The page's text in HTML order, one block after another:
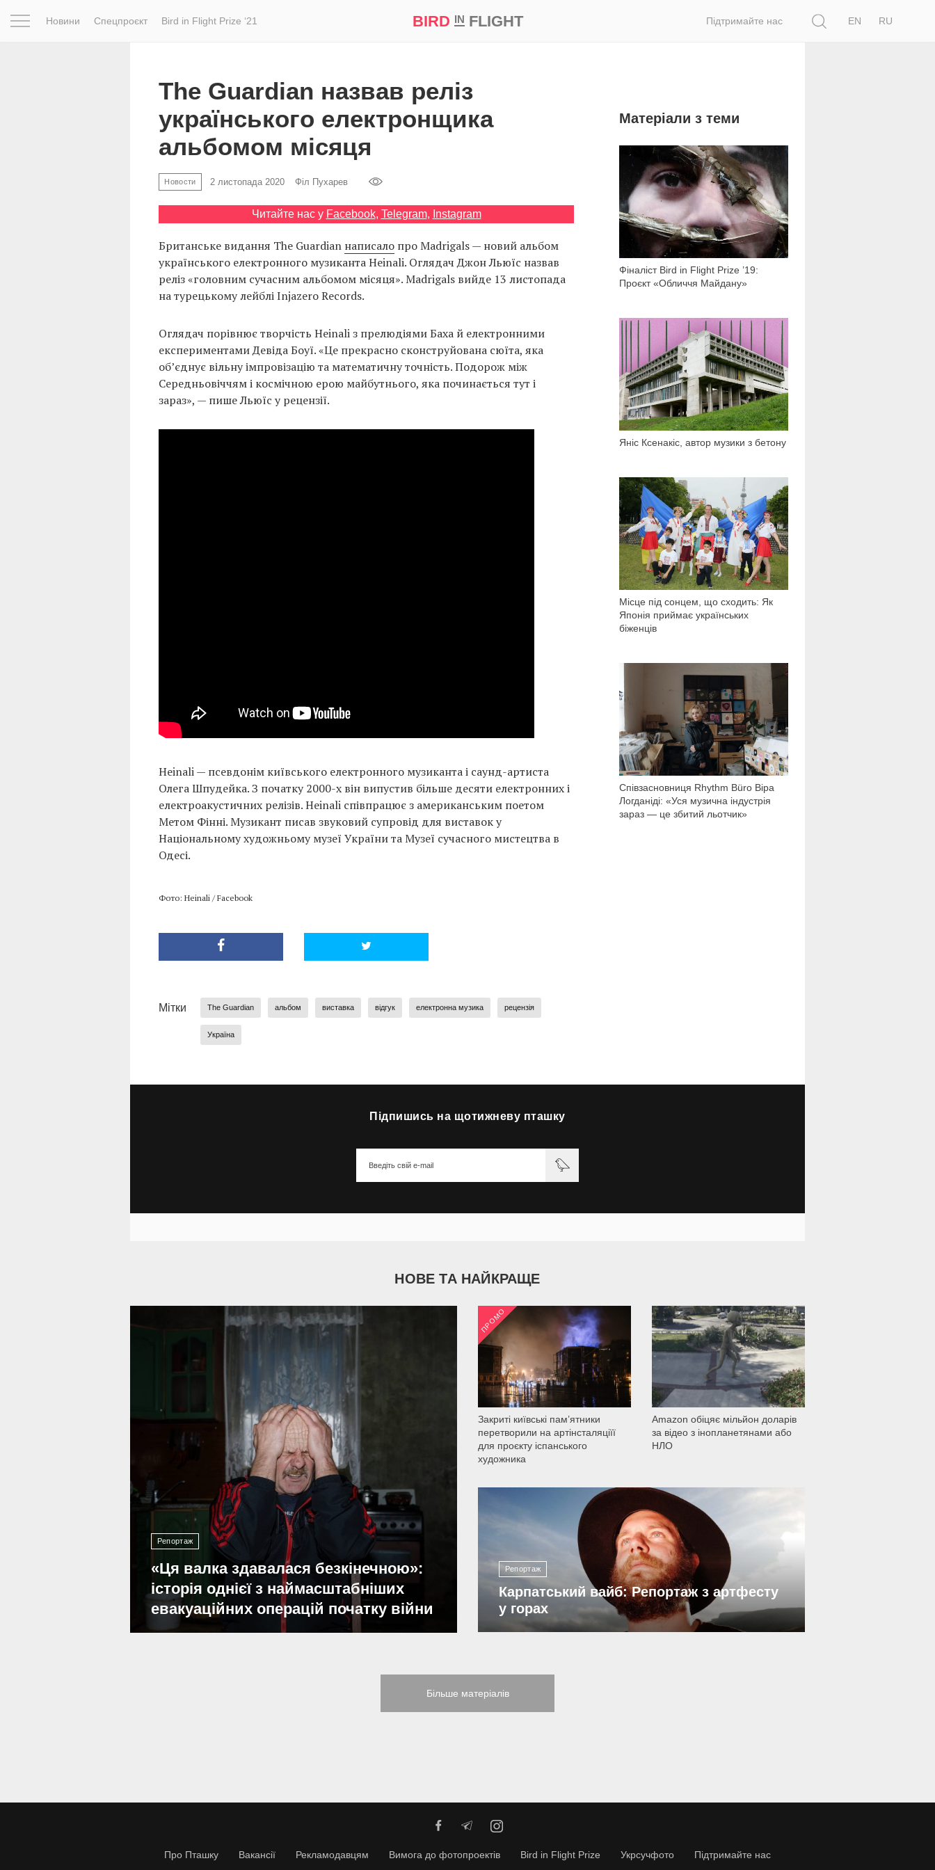
Новини Спецпроєкт Bird in Flight Prize ‘21 BIRD INFLIGHT Підтримайте нас
EN
RU
The Guardian назвав реліз
українського електронщика
альбомом місяця
Новости 2 листопада 2020 Філ Пухарев
Читайте нас у Facebook, Telegram, Instagram
Британське видання The Guardian написалопро Madrigals — новий альбом
українського електронного музиканта Heinali. Оглядач Джон Льюїс назвав
реліз «головним сучасним альбомом місяця». Madrigals вийде 13 листопада
на турецькому лейблі Injazero Records.
Оглядач порівнює творчість Heinali з прелюдіями Баха й електронними
експериментами Девіда Боуї. «Це прекрасно сконструйована сюїта, яка
об’єднує вільну імпровізацію та математичну точність. Подорож між
Середньовіччям і космічною ерою майбутнього, яка починається тут і
зараз», — пише Льюїс у рецензії.
Heinali — псевдонім київського електронного музиканта і саунд-артиста
Олега Шпудейка. З початку 2000-х він випустив більше десяти електронних і
електроакустичних релізів. Heinali співпрацює з американським поетом
Метом Фінні. Музикант писав звуковий супровід для виставок у
Національному художньому музеї України та Музеї сучасного мистецтва в
Одесі.
Фото: Heinali / Facebook
Мітки The Guardian альбом виставка відгук електронна музика рецензія
Україна
Матеріали з теми
Фіналіст Bird in Flight Prize ’19:
Проєкт «Обличчя Майдану»
10 548
Яніс Ксенакіс, автор музики з бетону
Місце під сонцем, що сходить: Як
Японія приймає українських
біженців
11 010
Співзасновниця Rhythm Büro Віра
Логданіді: «Уся музична індустрія
зараз — це збитий льотчик»
Підпишись на щотижневу пташку
НОВЕ ТА НАЙКРАЩЕ
Репортаж
«Ця валка здавалася безкінечною»:
історія однієї з наймасштабніших
евакуаційних операцій початку війни
ПРОМО
Закриті київські пам’ятники
перетворили на артінсталяціїї
для проєкту іспанського
художника
2 036
Amazon обіцяє мільйон доларів
за відео з інопланетянами або
НЛО
1 502
Репортаж
Карпатський вайб: Репортаж з артфесту
у горах
Більше матеріалів
Про Пташку Вакансії Рекламодавцям Вимога до фотопроектів Bird in Flight Prize Укрсучфото Підтримайте нас